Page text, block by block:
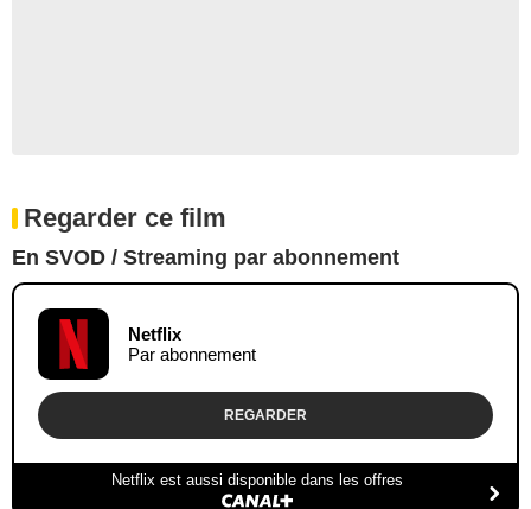
Regarder ce film
En SVOD / Streaming par abonnement
Netflix
Par abonnement
REGARDER
Netflix est aussi disponible dans les offres